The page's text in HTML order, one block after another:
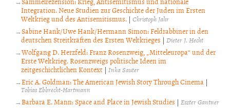
Integration. Neue Studien zur Geschichte der Juden im Ersten
Weltkrieg und des Antisemitismus. | Christoph Jahr
Sabine Hank/Uwe Hank/Hermann Simon: Feldrabbiner in den
deutschen Streitkräften des Ersten Weltkrieges | Dieter J. Hecht
Wolfgang D. Herzfeld: Franz Rosenzweig, „Mitteleuropa“ und der
Erste Weltkrieg. Rosenzweigs politische Ideen im
zeitgeschichtlichen Kontext | Inka Sauter
Eric A. Goldman: The American Jewish Story Through Cinema |
Tobias Ebbrecht-Hartmann
Barbara E. Mann: Space and Place in Jewish Studies |Eszter Gantner